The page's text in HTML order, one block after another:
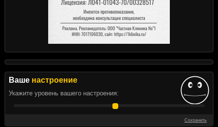
Ваше настроение
Укажите уровень вашего настроения:
Сохранить